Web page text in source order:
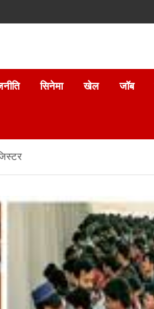
सिनेमा खेल जॉब